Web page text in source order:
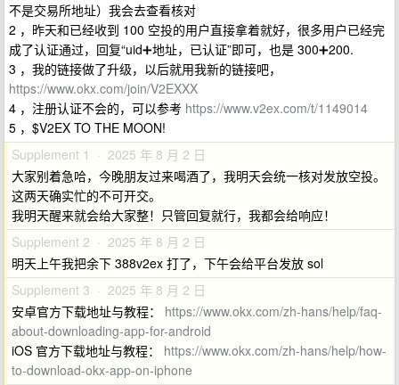
不是交易所地址）我会去查看核对
2 ，昨天和已经收到 100 空投的用户直接拿着就好，很多用户已经完
成了认证通过，回复“uid➕地址，已认证”即可，也是 300➕200.
3 ，我的链接做了升级，以后就用我新的链接吧，
https://www.okx.com/join/V2EXXX
4 ，注册认证不会的，可以参考 https://www.v2ex.com/t/1149014
5 ，$V2EX TO THE MOON!
Supplement 1 · 2025 年 8 月 2 日
大家别着急哈，今晚朋友过来喝酒了，我明天会统一核对发放空投。
这两天确实忙的不可开交。
我明天醒来就会给大家整！只管回复就行，我都会给响应！
Supplement 2 · 2025 年 8 月 2 日
明天上午我把余下 388v2ex 打了，下午会给平台发放 sol
Supplement 3 · 2025 年 8 月 2 日
安卓官方下载地址与教程： https://www.okx.com/zh-hans/help/faq-
about-downloading-app-for-android
iOS 官方下载地址与教程： https://www.okx.com/zh-hans/help/how-
to-download-okx-app-on-iphone